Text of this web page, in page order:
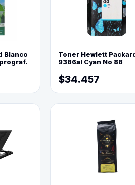
Blanco
Toner Hewlett
9386al Cyan No 88
$34.457